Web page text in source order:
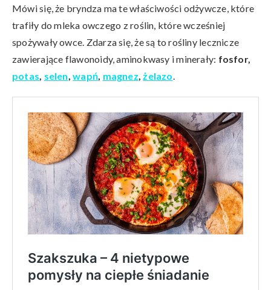
Mówi się, że bryndza ma te właściwości odżywcze, które
trafiły do mleka owczego z roślin, które wcześniej
spożywały owce. Zdarza się, że są to rośliny lecznicze
zawierające flawonoidy, aminokwasy i minerały: fosfor,
potas, selen,wapń, magnez,żelazo.